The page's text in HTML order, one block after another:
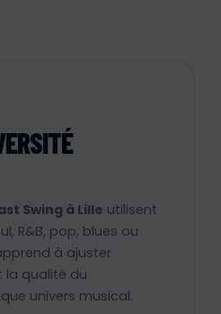
Swing à Lille utilisent
R&B, pop, blues ou
à ajuster
la qualité du
univers musical.